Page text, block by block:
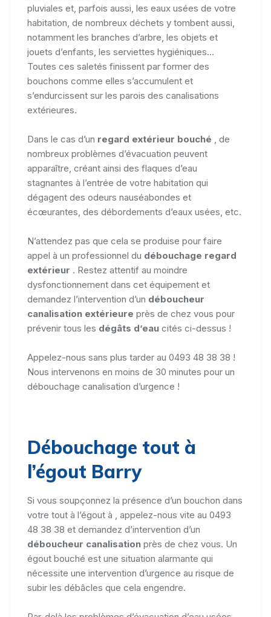
pluviales et, parfois aussi, les eaux usées de votre
habitation, de nombreux déchets y tombent aussi,
notamment les branches d’arbre, les objets et
jouets d’enfants, les serviettes hygiéniques...
Toutes ces saletés finissent par former des
bouchons comme elles s’accumulent et
s’endurcissent sur les parois des canalisations
extérieures.
Dans le cas d’un regard extérieur bouché , de
nombreux problèmes d’évacuation peuvent
apparaître, créant ainsi des flaques d’eau
stagnantes à l’entrée de votre habitation qui
dégagent des odeurs nauséabondes et
écœurantes, des débordements d’eaux usées, etc.
N’attendez pas que cela se produise pour faire
appel à un professionnel du débouchage regard
extérieur . Restez attentif au moindre
dysfonctionnement dans cet équipement et
demandez l’intervention d’un déboucheur
canalisation extérieure près de chez vous pour
prévenir tous les dégâts d’eau cités ci-dessus !
Appelez-nous sans plus tarder au 0493 48 38 38 !
Nous intervenons en moins de 30 minutes pour un
débouchage canalisation d’urgence !
Débouchage tout à
l’égout Barry
Si vous soupçonnez la présence d’un bouchon dans
votre tout à l’égout à , appelez-nous vite au 0493
48 38 38 et demandez d’intervention d’un
déboucheur canalisation près de chez vous. Un
égout bouché est une situation alarmante qui
nécessite une intervention d’urgence au risque de
subir les débâcles que cela engendre.